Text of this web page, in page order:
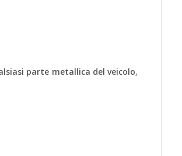
parte metallica del veicolo,